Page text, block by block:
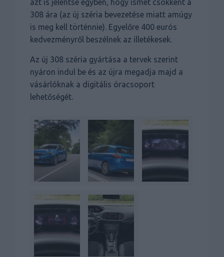
azt is jelentse egyben, hogy ismét csökkent a
308 ára (az új széria bevezetése miatt amúgy
is meg kell történnie). Egyelőre 400 eurós
kedvezményről beszélnek az illetékesek.
Az új 308 széria gyártása a tervek szerint
nyáron indul be és az újra megadja majd a
vásárlóknak a digitális óracsoport
lehetőségét.